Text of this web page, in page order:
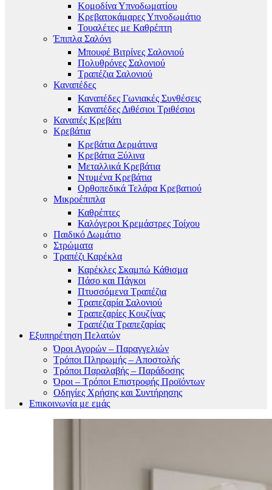
Κομοδίνα Υπνοδωματίου
Κρεβατοκάμαρες Υπνοδωμάτιο
Τουαλέτες με Καθρέπτη
Έπιπλα Σαλόνι
Μπουφέ Βιτρίνες Σαλονιού
Πολυθρόνες Σαλονιού
Τραπέζια Σαλονιού
Καναπέδες
Καναπέδες Γωνιακές Συνθέσεις
Καναπέδες Διθέσιοι Τριθέσιοι
Καναπές Κρεβάτι
Κρεβάτια
Κρεβάτια Δερμάτινα
Κρεβάτια Ξύλινα
Μεταλλικά Κρεβάτια
Ντυμένα Κρεβάτια
Ορθοπεδικά Τελάρα Κρεβατιού
Μικροέπιπλα
Καθρέπτες
Καλόγεροι Κρεμάστρες Τοίχου
Παιδικό Δωμάτιο
Στρώματα
Τραπέζι Καρέκλα
Καρέκλες Σκαμπώ Κάθισμα
Πάσο και Πάγκοι
Πτυσσόμενα Τραπέζια
Τραπεζαρία Σαλονιού
Τραπεζαρίες Κουζίνας
Τραπέζια Τραπεζαρίας
Εξυπηρέτηση Πελατών
Όροι Αγορών – Παραγγελιών
Τρόποι Πληρωμής – Αποστολής
Τρόποι Παραλαβής – Παράδοσης
Όροι – Τρόποι Επιστροφής Προϊόντων
Οδηγίες Χρήσης και Συντήρησης
Επικοινωνία με εμάς